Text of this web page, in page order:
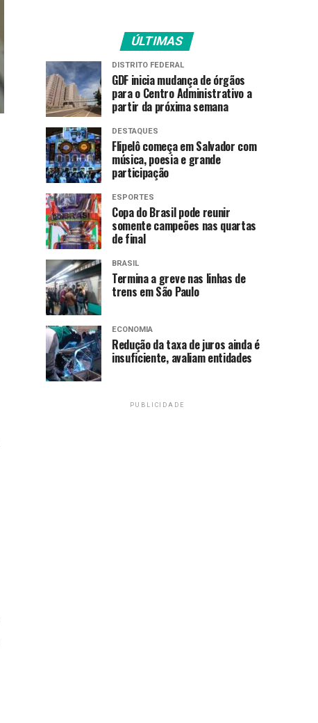
ÚLTIMAS
DISTRITO FEDERAL
GDF inicia mudança de órgãos
para o Centro Administrativo a
partir da próxima semana
DESTAQUES
Flipelô começa em Salvador com
música, poesia e grande
participação
ESPORTES
Copa do Brasil pode reunir
somente campeões nas quartas
de final
BRASIL
Termina a greve nas linhas de
trens em São Paulo
ECONOMIA
Redução da taxa de juros ainda é
insuficiente, avaliam entidades
PUBLICIDADE